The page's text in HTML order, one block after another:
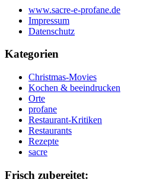
www.sacre-e-profane.de
Impressum
Datenschutz
Kategorien
Christmas-Movies
Kochen & beeindrucken
Orte
profane
Restaurant-Kritiken
Restaurants
Rezepte
sacre
Frisch zubereitet: